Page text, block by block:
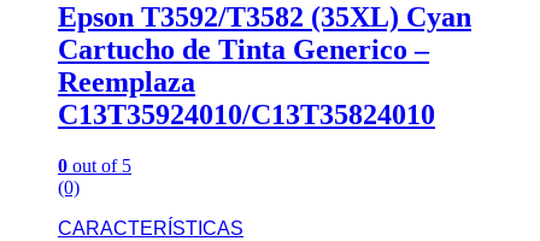
Epson T3592/T3582 (35XL) Cyan
Cartucho de Tinta Generico –
Reemplaza
C13T35924010/C13T35824010
0 out of 5
(0)
CARACTERÍSTICAS